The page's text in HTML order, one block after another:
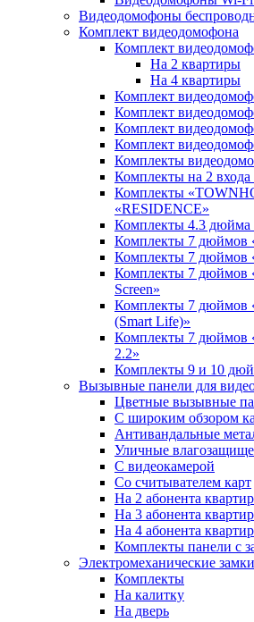
Видеодомофоны
Комплект видеодомофона
Комплект
На 2 квартиры
На 4 квартиры
Комплект
Комплект
Комплект
Комплект
Комплекты
Комплекты на 2
Комплекты
«RESIDENCE»
Комплекты 4.3 дюйма
Комплекты 7 дюймов
Комплекты 7 дюймов
Комплекты 7 дюймов
Screen»
Комплекты 7 дюймов
(Smart Life)»
Комплекты 7 дюймов
2.2»
Комплекты 9 и 10
Вызывные панели для
Цветные вызывные
С широким обзором
Антивандальные
Уличные
С видеокамерой
Со считывателем карт
На 2 абонента
На 3 абонента
На 4 абонента
Комплекты панели с
Электромеханические
Комплекты
На калитку
На дверь